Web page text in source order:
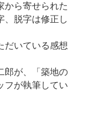
から寄せられた
、脱字は修正し
だいている感想
郎が、「築地の
フが執筆してい